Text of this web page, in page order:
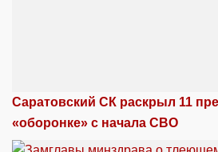
Саратовский СК раскрыл 11
«оборонке» с начала СВО